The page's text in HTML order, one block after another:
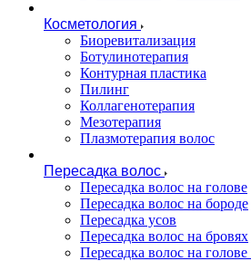
Косметология
Биоревитализация
Ботулинотерапия
Контурная пластика
Пилинг
Коллагенотерапия
Мезотерапия
Плазмотерапия волос
Пересадка волос
Пересадка волос на голове
Пересадка волос на бороде
Пересадка усов
Пересадка волос на бровях
Пересадка волос на